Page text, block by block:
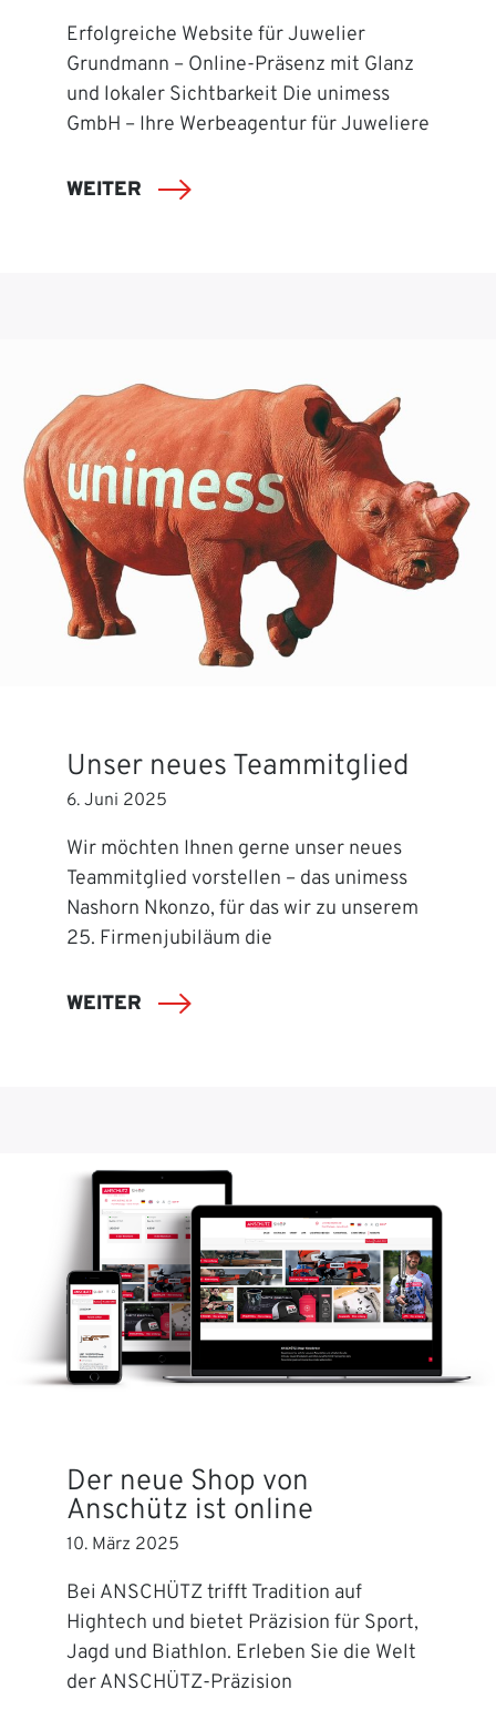
Erfolgreiche Website für Juwelier
Grundmann – Online-Präsenz mit Glanz
und lokaler Sichtbarkeit Die unimess
GmbH – Ihre Werbeagentur für Juweliere
WEITER
Unser neues Teammitglied
6. Juni 2025
Wir möchten Ihnen gerne unser neues
Teammitglied vorstellen – das unimess
Nashorn Nkonzo, für das wir zu unserem
25. Firmenjubiläum die
WEITER
Der neue Shop von
Anschütz ist online
10. März 2025
Bei ANSCHÜTZ trifft Tradition auf
Hightech und bietet Präzision für Sport,
Jagd und Biathlon. Erleben Sie die Welt
der ANSCHÜTZ-Präzision